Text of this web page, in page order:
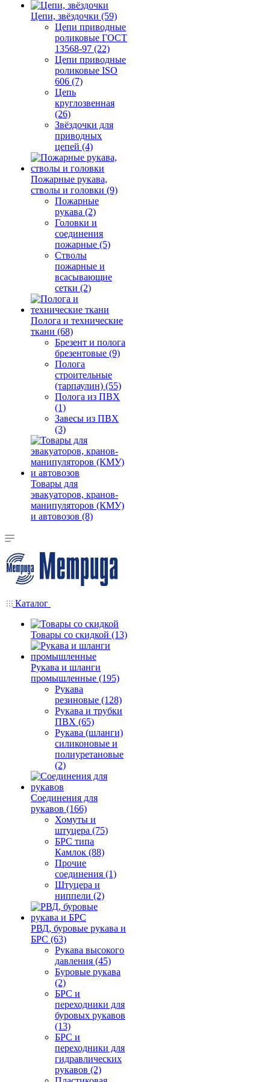
Цепи, звёздочки (59)
Цепи приводные
роликовые ГОСТ
13568-97 (22)
Цепи приводные
роликовые ISO
606 (7)
Цепь
круглозвенная
(26)
Звёздочки для
приводных
цепей (4)
Пожарные рукава,
стволы и головки (9)
Пожарные
рукава (2)
Головки и
соединения
пожарные (5)
Стволы
пожарные и
всасывающие
сетки (2)
Полога и технические
ткани (68)
Брезент и полога
брезентовые (9)
Полога
строительные
(тарпаулин) (55)
Полога из ПВХ
(1)
Завесы из ПВХ
(3)
Товары для
эвакуаторов, кранов-
манипуляторов (КМУ)
и автовозов (8)
Каталог
Товары со скидкой (13)
Рукава и шланги
промышленные (195)
Рукава
резиновые (128)
Рукава и трубки
ПВХ (65)
Рукава (шланги)
силиконовые и
полиуретановые
(2)
Соединения для
рукавов (166)
Хомуты и
штуцера (75)
БРС типа
Камлок (88)
Прочие
соединения (1)
Штуцера и
ниппели (2)
РВД, буровые рукава и
БРС (63)
Рукава высокого
давления (45)
Буровые рукава
(2)
БРС и
переходники для
буровых рукавов
(13)
БРС и
переходники для
гидравлических
рукавов (2)